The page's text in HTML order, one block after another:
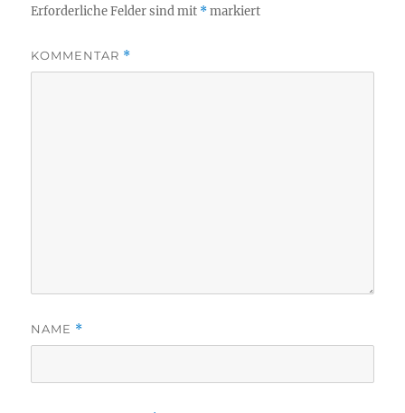
Erforderliche Felder sind mit *markiert
KOMMENTAR *
NAME *